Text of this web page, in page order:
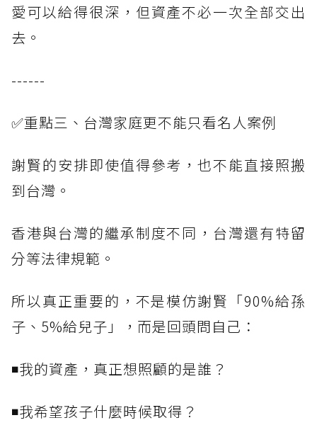
愛可以給得很深，但資產不必一次全部交出
去。
------
✅重點三、台灣家庭更不能只看名人案例
謝賢的安排即使值得參考，也不能直接照搬
到台灣。
香港與台灣的繼承制度不同，台灣還有特留
分等法律規範。
所以真正重要的，不是模仿謝賢「90%給孫
子、5%給兒子」，而是回頭問自己：
◾我的資產，真正想照顧的是誰？
◾我希望孩子什麼時候取得？